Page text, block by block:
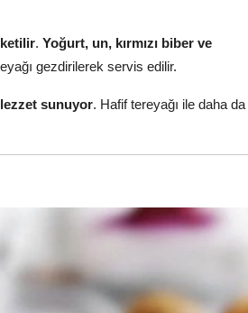
. Yoğurt, un, kırmızı biber ve
gezdirilerek servis edilir.
lezzet sunuyor. Hafif tereyağı ile daha da